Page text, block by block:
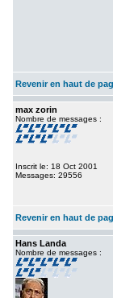
Revenir en haut de
max zorin
Nombre de messages :
Inscrit le: 18 Oct 2001
Messages: 29556
Revenir en haut de
Hans Landa
Nombre de messages :